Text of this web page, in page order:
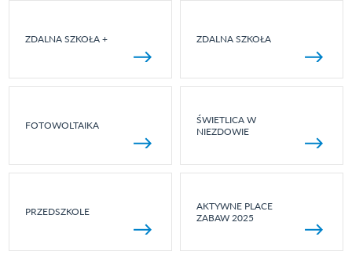
ZDALNA SZKOŁA + ZDALNA SZKOŁA
FOTOWOLTAIKA
ŚWIETLICA W
NIEZDOWIE
PRZEDSZKOLE
AKTYWNE PLACE
ZABAW 2025